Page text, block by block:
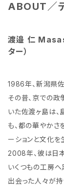
ABOUT／
渡邉 仁
ター）
1986年、新潟県
その昔、京での
いた佐渡ヶ島は
も、都の華やかさ
ーションと文化を
2008年、彼は日
いくつもの工房
出会った人々が持